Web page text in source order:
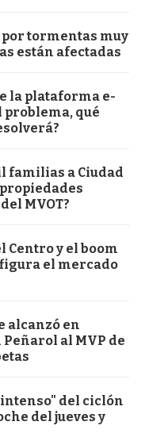
tormentas muy
están afectadas
la plataforma e-
problema, qué
familias a Ciudad
MVOT?
Centro y el boom
el mercado
alcanzó en
al MVP de
del ciclón
del jueves y